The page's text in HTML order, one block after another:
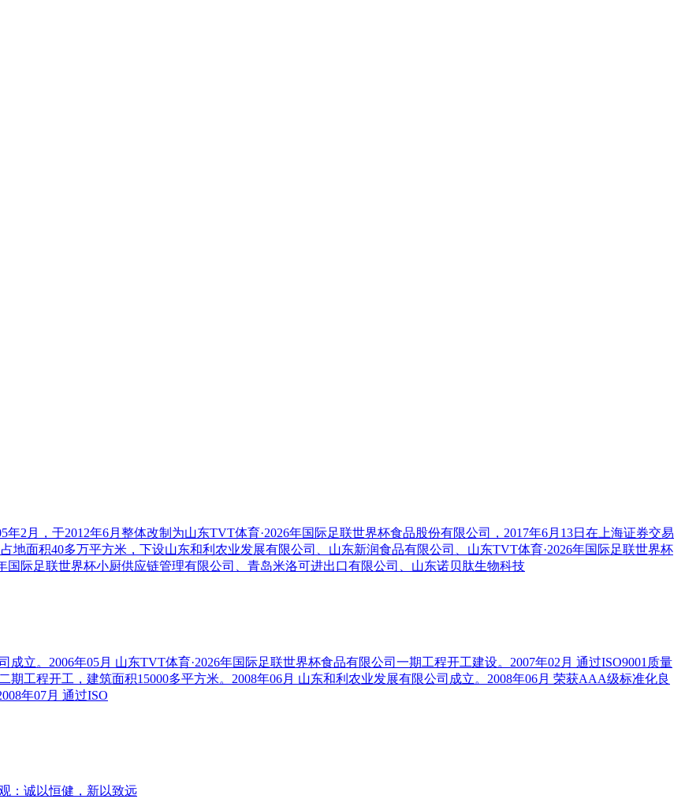
2月，于2012年6月整体改制为山东TVT体育·2026年国际足联世界杯食品股份有限公司，2017年6月13日在上海证券交易
地面积40多万平方米，下设山东和利农业发展有限公司、山东新润食品有限公司、山东TVT体育·2026年国际足联世界杯
际足联世界杯小厨供应链管理有限公司、青岛米洛可进出口有限公司、山东诺贝肽生物科技
成立。2006年05月 山东TVT体育·2026年国际足联世界杯食品有限公司一期工程开工建设。2007年02月 通过ISO9001质量
期工程开工，建筑面积15000多平方米。2008年06月 山东和利农业发展有限公司成立。2008年06月 荣获AAA级标准化良
年07月 通过ISO
：诚以恒健，新以致远